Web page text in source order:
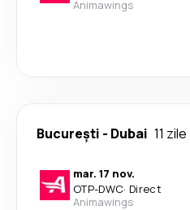
Animawings
București - Dubai 11 zile
mar. 17 nov.
OTP-DWC· Direct
Animawings